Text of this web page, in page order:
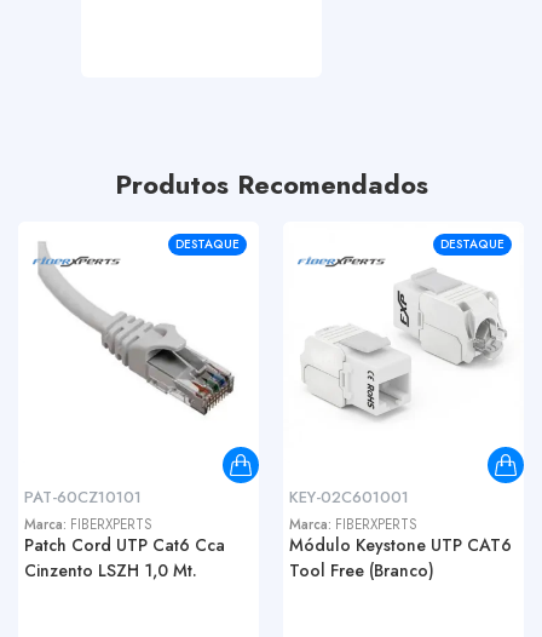
Produtos Recomendados
DESTAQUE
PAT-60CZ10101
Marca: FIBERXPERTS
Patch Cord UTP Cat6 Cca
Cinzento LSZH 1,0 Mt.
DESTAQUE
KEY-02C601001
Marca: FIBERXPERTS
Módulo Keystone UTP CAT6
Tool Free (Branco)